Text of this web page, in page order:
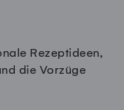
Rezeptideen,
die Vorzüge